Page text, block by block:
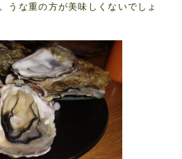
うな重の方が美味しくないでしょ